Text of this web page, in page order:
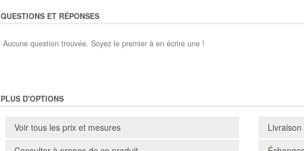
QUESTIONS ET RÉPONSES
Aucune question trouvée. Soyez le premier à en écrire une !
PLUS D'OPTIONS
Voir tous les prix et mesures
Livraison